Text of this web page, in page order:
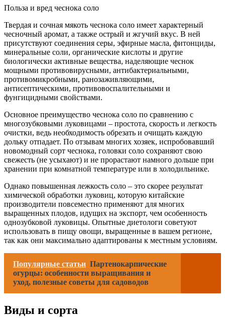
Польза и вред чеснока соло
Твердая и сочная мякоть чеснока соло имеет характерный
чесночный аромат, а также острый и жгучий вкус. В ней
присутствуют соединения серы, эфирные масла, фитонциды,
минеральные соли, органические кислоты и другие
биологически активные вещества, наделяющие чеснок
мощными противовирусными, антибактериальными,
противомикробными, ранозаживляющими,
антисептическими, противовоспалительными и
фунгицидными свойствами.
Основное преимущество чеснока соло по сравнению с
многозубковыми луковицами – простота, скорость и легкость
очистки, ведь необходимость обрезать и очищать каждую
дольку отпадает. По отзывам многих хозяек, испробовавший
новомодный сорт чеснока, головки соло сохраняют свою
свежесть (не усыхают) и не прорастают намного дольше при
хранении при комнатной температуре или в холодильнике.
Однако повышенная лежкость соло – это скорее результат
химической обработки луковиц, которую китайские
производители повсеместно применяют для многих
выращенных плодов, идущих на экспорт, чем особенность
однозубковой луковицы. Опытные диетологи советуют
использовать в пищу овощи, выращенные в вашем регионе,
так как они максимально адаптированы к местным условиям.
Популярные статьи Партенокарпические
огурцы: особенности выращивания и
уход, полезные советы для садоводов
Виды и сорта